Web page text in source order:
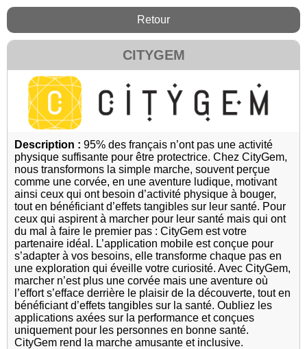
Retour
CITYGEM
Description : 95% des français n’ont pas une activité
physique suffisante pour être protectrice. Chez CityGem,
nous transformons la simple marche, souvent perçue
comme une corvée, en une aventure ludique, motivant
ainsi ceux qui ont besoin d’activité physique à bouger,
tout en bénéficiant d’effets tangibles sur leur santé. Pour
ceux qui aspirent à marcher pour leur santé mais qui ont
du mal à faire le premier pas : CityGem est votre
partenaire idéal. L’application mobile est conçue pour
s’adapter à vos besoins, elle transforme chaque pas en
une exploration qui éveille votre curiosité. Avec CityGem,
marcher n’est plus une corvée mais une aventure où
l’effort s’efface derrière le plaisir de la découverte, tout en
bénéficiant d’effets tangibles sur la santé. Oubliez les
applications axées sur la performance et conçues
uniquement pour les personnes en bonne santé.
CityGem rend la marche amusante et inclusive.